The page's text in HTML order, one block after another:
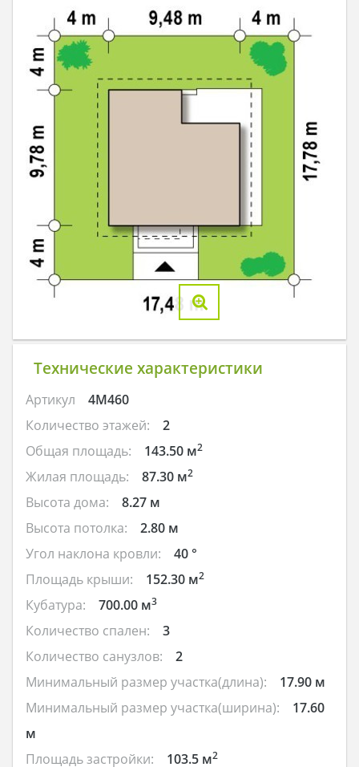
Технические характеристики
Артикул
4M460
Количество этажей:
2
Общая площадь:
143.50 м2
Жилая площадь: 87.30 м2
Высота дома:
8.27 м
Высота потолка:
2.80 м
Угол наклона кровли:
40 °
Площадь крыши:
152.30 м2
Кубатура: 700.00 м3
Количество спален:
3
Количество санузлов:
2
Минимальный размер участка(длина):
17.90 м
Минимальный размер участка(ширина):
17.60
м
Площадь застройки:
103.5 м2